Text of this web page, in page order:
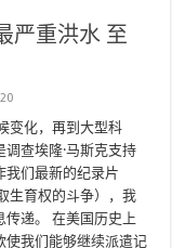
严重洪水 至
变化，再到大型科
查埃隆·马斯克支持
我们最新的纪录片
生育权的斗争），我
递。 在美国历史上
使我们能够继续派遣记